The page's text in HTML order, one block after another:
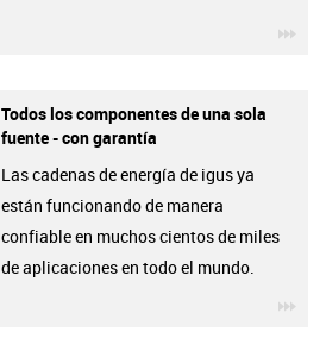
Todos los componentes de una sola
fuente - con garantía
Las cadenas de energía de igus ya
están funcionando de manera
confiable en muchos cientos de miles
de aplicaciones en todo el mundo.